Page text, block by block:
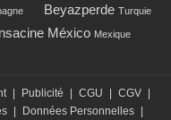
Beyazperde Turquie
México Mexique
Publicité CGU CGV
Données Personnelles